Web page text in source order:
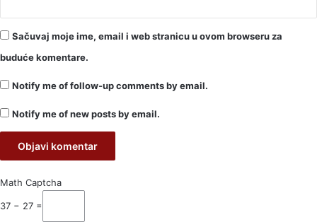
Sačuvaj moje ime, email i web stranicu u ovom browseru za
buduće komentare.
Notify me of follow-up comments by email.
Notify me of new posts by email.
Math Captcha
37 − 27 =